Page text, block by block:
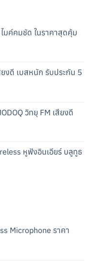
มค์คมชัด ในราคาสุดคุ้ม
ยงดี เบสหนัก รับประกัน 5
วิทยุ FM เสียงดี
หูฟังอินเอียร์ บลูทูธ
Microphone ราคา